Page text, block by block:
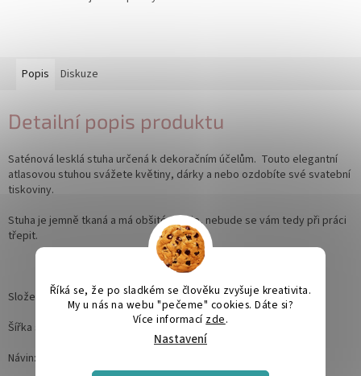
Říká se, že po sladkém se člověku zvyšuje kreativita.
My u nás na webu "pečeme" cookies. Dáte si?
Více informací zde.
Nastavení
Popis Diskuze
Detailní popis produktu
Saténová lesklá stuha určená k dekoračním účelům. Touto elegantní
atlasovou stuhou svážete květiny, dárky a nebo ozdobíte své svatební
tiskoviny.
Stuha je jemně tkaná a má obšité okraje, nebude se vám tedy při práci
třepit.
Složení: 100% Polyester
Šířka stuhy: 12mm
Návin: 32m